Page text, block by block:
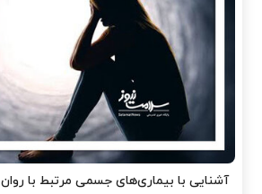
آشنایی با بیماری‌های جسمی مرتبط با روان